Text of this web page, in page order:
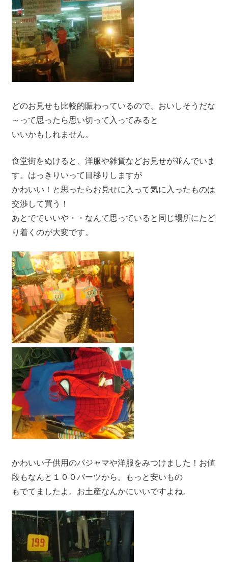
に
特
化
し
た
情
を
ケ
ト・
パ
ト
ン
ビ
ー
よ
り
発
信
し
ま
す。
どのお見せも比較的賑わっているので、おいしそうだな
～って思ったら思い切って入ってみると
いいかもしれません。
食堂街をぬけると、洋服や雑貨などお見せが並んでいま
す。はっきりいって目移りしますが
かわいい！と思ったらお見せに入って気に入ったものは
交渉して買う！
あとででいいや・・なんて思っていると同じ場所にたど
り着くのが大変です。
かわいい子供用のパジャマや洋服をみつけました！お値
段もなんと１００バーツから。もっと安いもの
もでてましたよ。お土産なんかにいいですよね。